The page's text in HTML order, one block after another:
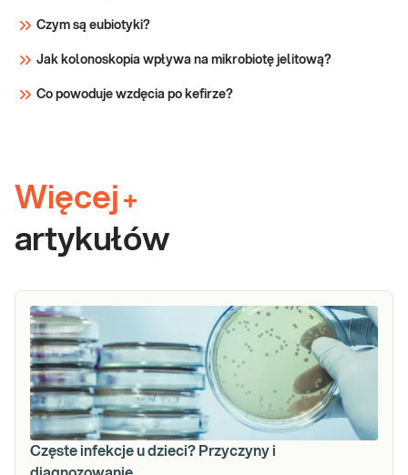
Czym są eubiotyki?
Jak kolonoskopia wpływa na mikrobiotę jelitową?
Co powoduje wzdęcia po kefirze?
Więcej +
artykułów
Częste infekcje u dzieci? Przyczyny i